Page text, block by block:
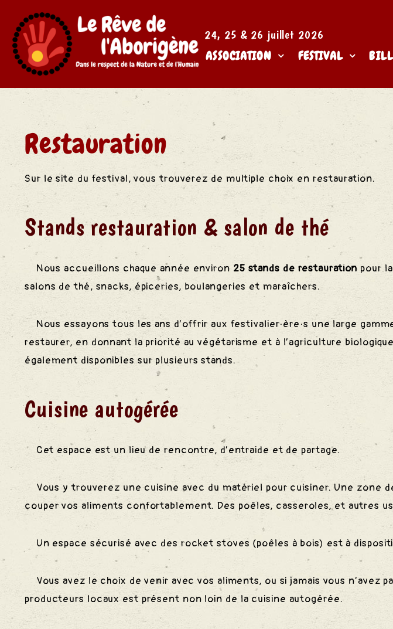
24, 25 & 26 juillet 2026​
ASSOCIATION FESTIVAL
Restauration
Sur le site du festival, vous trouverez de multiple choix en restauration.
Stands restauration & salon de thé
Nous accueillons chaque année environ 25 stands de restauration pour
salons de thé, snacks, épiceries, boulangeries et maraîchers.
Nous essayons tous les ans d’offrir aux festivalier·ère·s une large
restaurer, en donnant la priorité au végétarisme et à l’agriculture
également disponibles sur plusieurs stands.
Cuisine autogérée
Cet espace est un lieu de rencontre, d’entraide et de partage.
Vous y trouverez une cuisine avec du matériel pour cuisiner. Une zone
couper vos aliments confortablement.Des poêles, casseroles, et autres
Un espace sécurisé avec des rocket stoves (poêles à bois) est à
Vous avez le choix de venir avec vos aliments, ou si jamais vous n’avez
producteurs locaux est présent non loin de la cuisine autogérée.